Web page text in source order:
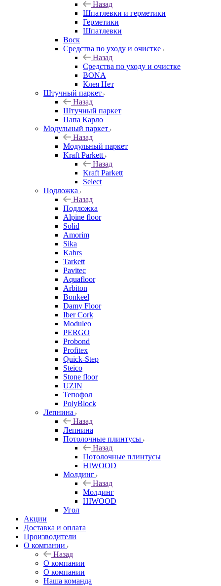
Назад
Шпатлевки и герметики
Герметики
Шпатлевки
Воск
Средства по уходу и очистке
Назад
Средства по уходу и очистке
BONA
Клея Нет
Штучный паркет
Назад
Штучный паркет
Папа Карло
Модульный паркет
Назад
Модульный паркет
Kraft Parkett
Назад
Kraft Parkett
Select
Подложка
Назад
Подложка
Alpine floor
Solid
Amorim
Sika
Kahrs
Tarkett
Pavitec
Aquafloor
Arbiton
Bonkeel
Damy Floor
Iber Cork
Moduleo
PERGO
Probond
Profitex
Quick-Step
Steico
Stone floor
UZIN
Тепофол
PolyBlock
Лепнина
Назад
Лепнина
Потолочные плинтусы
Назад
Потолочные плинтусы
HIWOOD
Молдинг
Назад
Молдинг
HIWOOD
Угол
Акции
Доставка и оплата
Производители
О компании
Назад
О компании
О компании
Наша команда